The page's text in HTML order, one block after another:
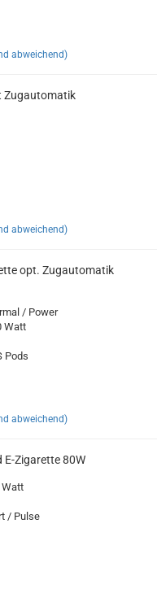
abweichend)
Zugautomatik
abweichend)
opt. Zugautomatik
/ Power
Watt
Pods
abweichend)
E-Zigarette 80W
/ Pulse